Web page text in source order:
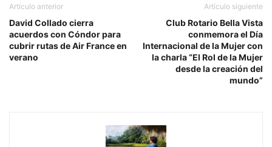
Artículo anterior
David Collado cierra
acuerdos con Cóndor para
cubrir rutas de Air France en
verano
Artículo siguiente
Club Rotario Bella Vista
conmemora el Día
Internacional de la Mujer con
la charla “El Rol de la Mujer
desde la creación del
mundo”